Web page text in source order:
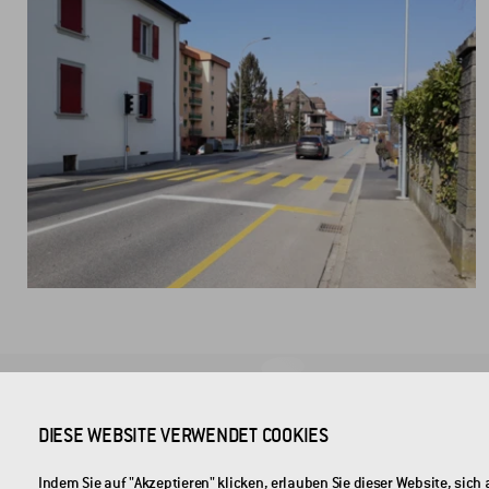
CROSS Zlín, a.s.
DIESE WEBSITE VERWENDET COOKIES
Indem Sie auf "Akzeptieren" klicken, erlauben Sie dieser Website,